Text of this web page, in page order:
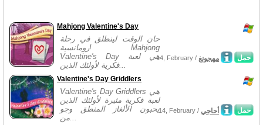
Mahjong Valentine's Day
حان الوقت لينطلق في رحلة
رومانسية! Mahjong
Valentine's Day هي لعبة
فكرية لأولئك الذين...
حمل 14, February / مهجونغ
Valentine's Day Griddlers
Valentine's Day Griddlers هي
لعبة فكرية مثيرة لأولئك الذين
يحبون الألغاز المنطق وجو
من...
حمل 14, February / أحاجي